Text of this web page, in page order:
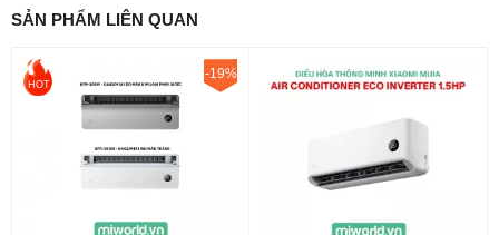
SẢN PHẨM LIÊN QUAN
HOT
-19%